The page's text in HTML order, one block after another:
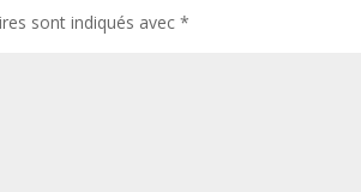
sont indiqués avec*